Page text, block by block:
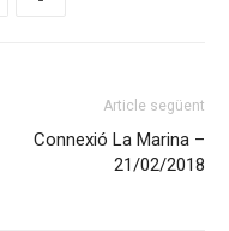
Article següent
Connexió La Marina –
21/02/2018